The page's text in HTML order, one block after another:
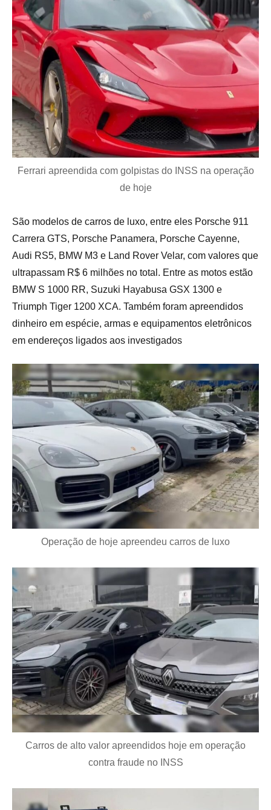
Ferrari apreendida com golpistas do INSS na operação
de hoje
São modelos de carros de luxo, entre eles Porsche 911
Carrera GTS, Porsche Panamera, Porsche Cayenne,
Audi RS5, BMW M3 e Land Rover Velar, com valores que
ultrapassam R$ 6 milhões no total. Entre as motos estão
BMW S 1000 RR, Suzuki Hayabusa GSX 1300 e
Triumph Tiger 1200 XCA. Também foram apreendidos
dinheiro em espécie, armas e equipamentos eletrônicos
em endereços ligados aos investigados
Operação de hoje apreendeu carros de luxo
Carros de alto valor apreendidos hoje em operação
contra fraude no INSS